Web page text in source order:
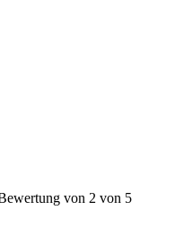
von 2 von 5